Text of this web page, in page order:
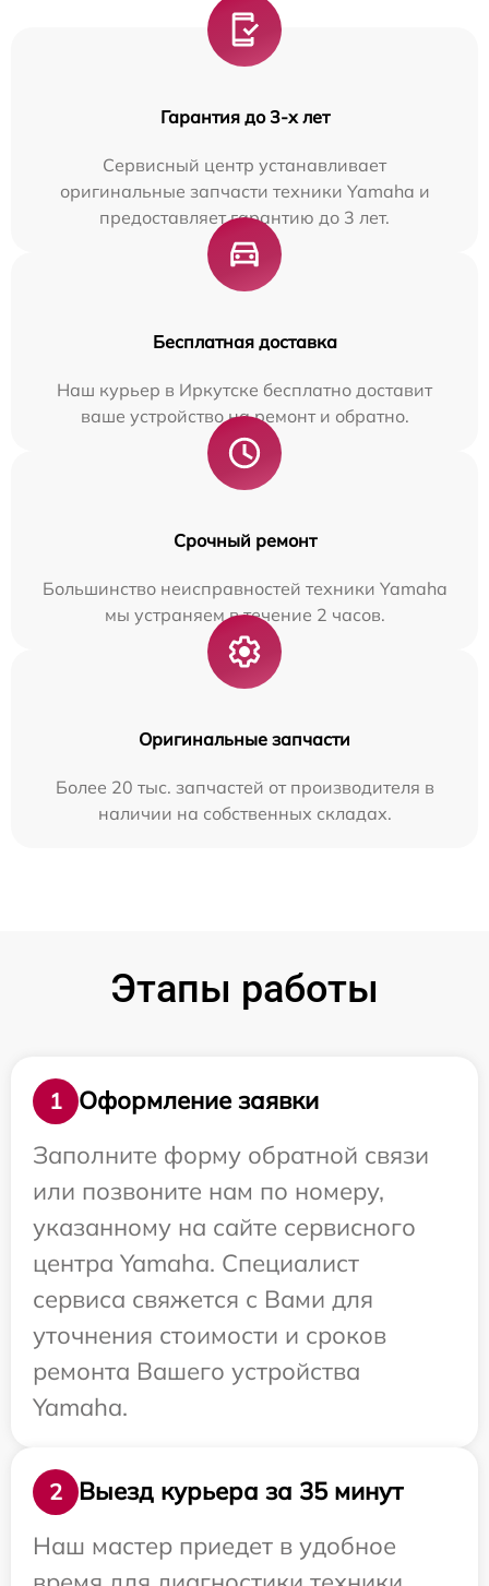
Гарантия до 3-х лет
Сервисный центр устанавливает
оригинальные запчасти техники Yamaha и
предоставляет гарантию до 3 лет.
Бесплатная доставка
Наш курьер в Иркутске бесплатно доставит
ваше устройство на ремонт и обратно.
Срочный ремонт
Большинство неисправностей техники Yamaha
мы устраняем в течение 2 часов.
Оригинальные запчасти
Более 20 тыс. запчастей от производителя в
наличии на собственных складах.
Этапы работы
1
Оформление заявки
Заполните форму обратной связи
или позвоните нам по номеру,
указанному на сайте сервисного
центра Yamaha. Специалист
сервиса свяжется с Вами для
уточнения стоимости и сроков
ремонта Вашего устройства
Yamaha.
2
Выезд курьера за 35 минут
Наш мастер приедет в удобное